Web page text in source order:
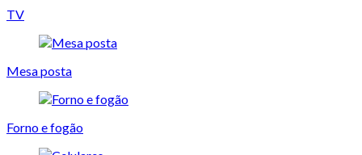
TV
Mesa posta
Forno e fogão